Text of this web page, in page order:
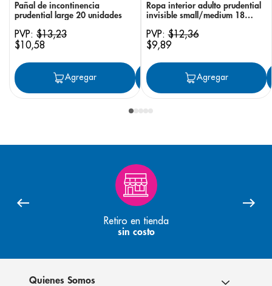
Pañal de incontinencia
prudential large 20 unidades
PVP: $13,23
$10,58
Agregar Agregar
Ropa interior adulto prudential
invisible small/medium 18
PVP:$12,36
$9,89
Agregar
Retiro en tienda
sin costo
Quienes Somos